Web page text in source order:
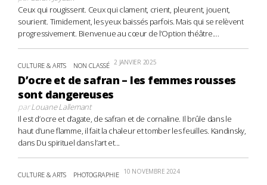
Ceux qui rougissent. Ceux qui clament, crient, pleurent, jouent,
sourient. Timidement, les yeux baissés parfois. Mais qui se relèvent
progressivement. Bienvenue au cœur de l’Option théâtre....
CULTURE & ARTS NON CLASSÉ 2 JANVIER 2025
D’ocre et de safran – les femmes rousses
sont dangereuses
parLouane Lallemant
Il est d’ocre et d’agate, de safran et de cornaline. Il brûle dans le
haut d’une flamme, il fait la chaleur et tomber les feuilles. Kandinsky,
dans Du spirituel dans l’art et...
CULTURE & ARTS PHOTOGRAPHIE 10 NOVEMBRE 2024